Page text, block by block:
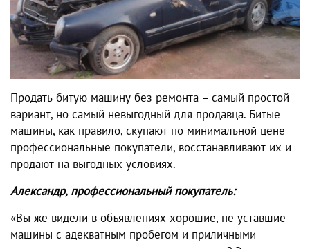
Продать битую машину без ремонта – самый простой
вариант, но самый невыгодный для продавца. Битые
машины, как правило, скупают по минимальной цене
профессиональные покупатели, восстанавливают их и
продают на выгодных условиях.
Александр, профессиональный покупатель:
«Вы же видели в объявлениях хорошие, не уставшие
машины с адекватным пробегом и приличными